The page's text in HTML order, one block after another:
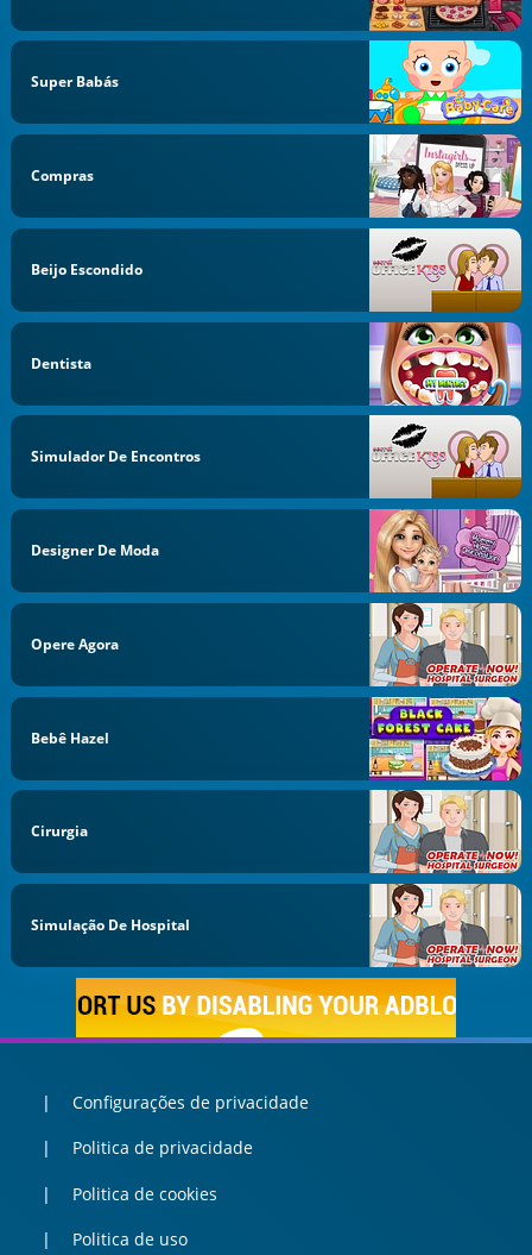
Super Babás
Compras
Beijo Escondido
Dentista
Simulador De Encontros
Designer De Moda
Opere Agora
Bebê Hazel
Cirurgia
Simulação De Hospital
Configurações de privacidade
Politica de privacidade
Politica de cookies
Politica de uso